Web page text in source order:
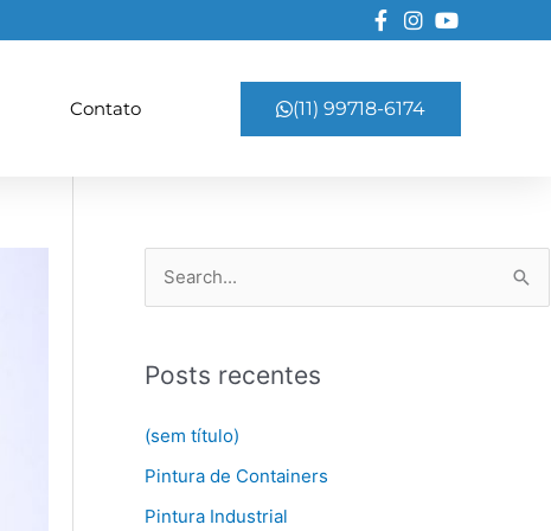
Contato (11) 99718-6174
q
u
Posts recentes
(sem título)
Pintura de Containers
Pintura Industrial